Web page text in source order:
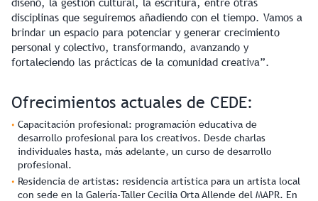
diseño, la gestión cultural, la escritura, entre otras
disciplinas que seguiremos añadiendo con el tiempo. Vamos a
brindar un espacio para potenciar y generar crecimiento
personal y colectivo, transformando, avanzando y
fortaleciendo las prácticas de la comunidad creativa”.
Ofrecimientos actuales de CEDE:
Capacitación profesional: programación educativa de
desarrollo profesional para los creativos. Desde charlas
individuales hasta, más adelante, un curso de desarrollo
profesional.
Residencia de artistas: residencia artística para un artista local
con sede en la Galería-Taller Cecilia Orta Allende del MAPR. En